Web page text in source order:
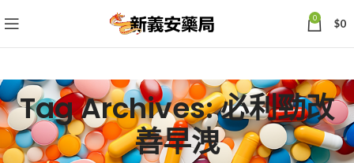
0 $0
Tag Archives: 必利勁改
善早洩